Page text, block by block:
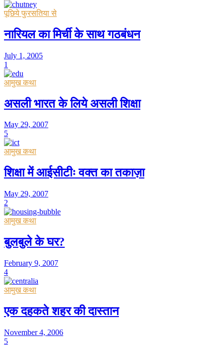
पूछिये फुरसतिया से
नारियल का मिर्ची के साथ गठबंधन
July 1, 2005
1
आमुख कथा
असली भारत के लिये असली शिक्षा
May 29, 2007
5
आमुख कथा
शिक्षा में आईसीटीः वक्त का तकाज़ा
May 29, 2007
2
आमुख कथा
बुलबुले के घर?
February 9, 2007
4
आमुख कथा
एक दहकते शहर की दास्तान
November 4, 2006
5